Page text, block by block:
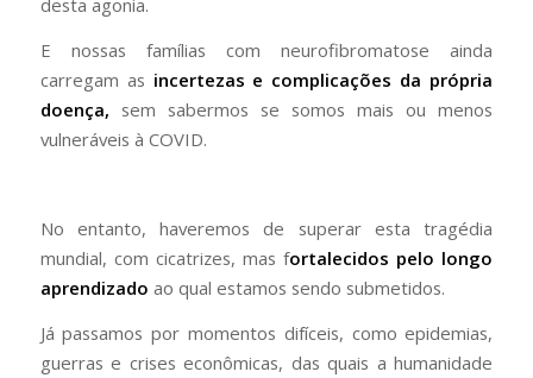
E nossas famílias com neurofibromatose ainda
carregam as incertezas e complicações da própria
doença, sem sabermos se somos mais ou menos
vulneráveis à COVID.
No entanto, haveremos de superar esta tragédia
mundial, com cicatrizes, mas fortalecidos pelo longo
aprendizado ao qual estamos sendo submetidos.
Já passamos por momentos difíceis, como epidemias,
guerras e crises econômicas, das quais a humanidade